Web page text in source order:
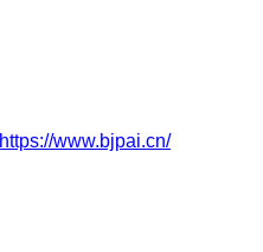
https://www.bjpai.cn/